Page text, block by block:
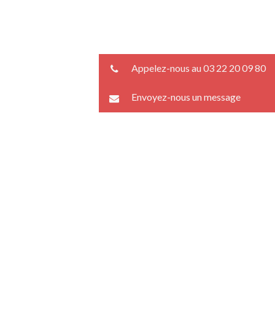
Appelez-nous au 03 22 20 09 80
Envoyez-nous un message